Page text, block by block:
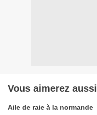
Vous aimerez aussi
Aile de raie à la normande